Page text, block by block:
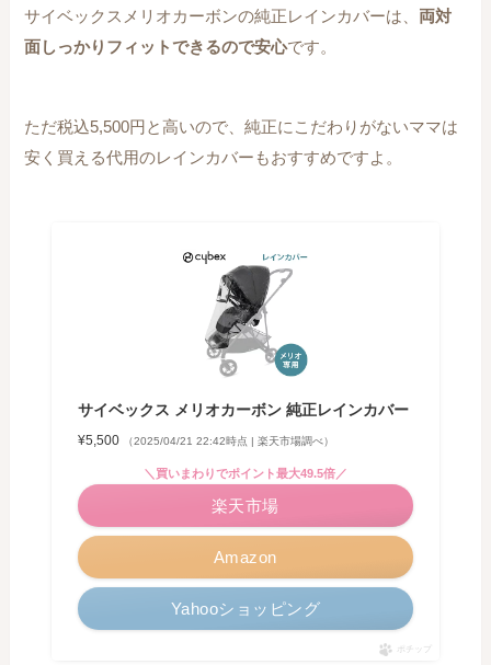
サイベックスメリオカーボンの純正レインカバーは、 両対
面しっかりフィットできるので安心です。
ただ税込5,500円と高いので、純正にこだわりがないママは
安く買える代用のレインカバーもおすすめですよ。
サイベックス メリオカーボン 純正レインカバー
¥5,500 （2025/04/21 22:42時点 | 楽天市場調べ）
Amazon
＼買いまわりでポイント最大49.5倍／
楽天市場
Yahooショッピング
ポチップ